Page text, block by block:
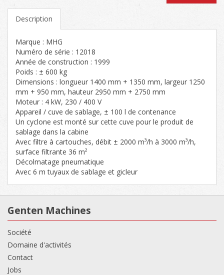
Description
Marque : MHG
Numéro de série : 12018
Année de construction : 1999
Poids : ± 600 kg
Dimensions : longueur 1400 mm + 1350 mm, largeur 1250
mm + 950 mm, hauteur 2950 mm + 2750 mm
Moteur : 4 kW, 230 / 400 V
Appareil / cuve de sablage, ± 100 l de contenance
Un cyclone est monté sur cette cuve pour le produit de
sablage dans la cabine
Avec filtre à cartouches, débit ± 2000 m³/h à 3000 m³/h,
surface filtrante 36 m²
Décolmatage pneumatique
Avec 6 m tuyaux de sablage et gicleur
Genten Machines
Société
Domaine d'activités
Contact
Jobs